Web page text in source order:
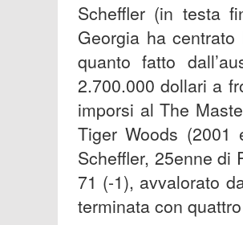
Scheffler (in testa
Georgia ha
quanto fatto
2.700.000 dollari a
imporsi al The
Tiger Woods (2001
Scheffler, 25enne di
71 (-1), avvalorato
terminata con